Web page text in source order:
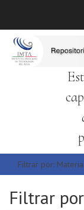
Filtrar por: Materia
Filtrar